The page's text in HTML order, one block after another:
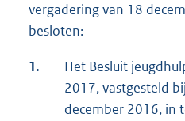
vergadering van 18
besloten:
1.
Het Besluit
2017, vastgesteld
december 2016, in